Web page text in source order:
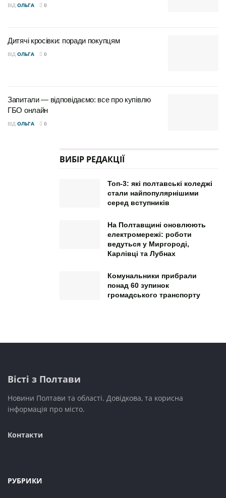
ВІД ОЛЬГА 0
Дитячі кросівки: поради покупцям
ВІД ОЛЬГА 0
Запитали — відповідаємо: все про купівлю
ГБО онлайн
ВІД ОЛЬГА 0
ВИБІР РЕДАКЦІЇ
Топ-3: які полтавські коледжі
стали найпопулярнішими
серед вступників
На Полтавщині оновлюють
електромережі: роботи
ведуться у Миргороді,
Карлівці та Лубнах
Комунальники прибрали
понад 60 зупинок
громадського транспорту
Вісті з Полтави
Новини Полтави та області. Довідкова, та корисна
інформація про місто.
Контакти
РУБРИКИ